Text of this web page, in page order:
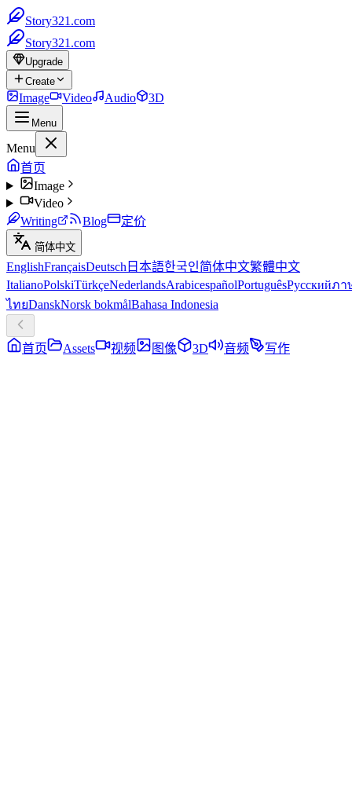
Story321.com
Story321.com
Upgrade
Create
Image Video Audio 3D
Menu
Menu
首页
Image
Video
Writing
Blog 定价
简体中文
EnglishFrançaisDeutsch 日本語한국인简体中文繁體中文
ItalianoPolskiTürkçeNederlandsArabicespañolPortuguêsРусскийภา
ไทยDanskNorsk bokmålBahasa Indonesia
首页 Assets 视频 图像 3D 音频 写作